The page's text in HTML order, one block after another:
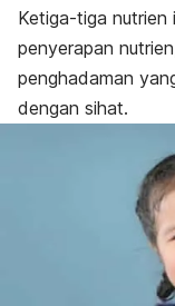
Ketiga-tiga nutrien
penyerapan
penghadaman
dengan sihat.